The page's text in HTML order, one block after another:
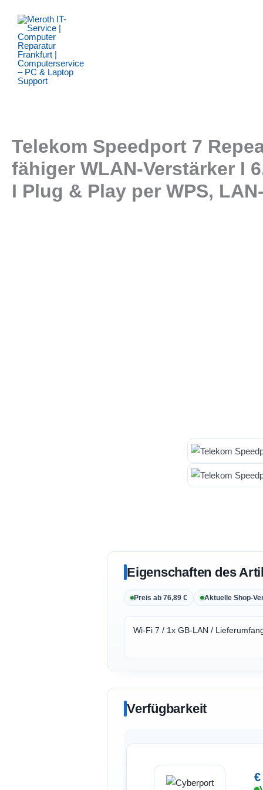
Inhalt
springen
Telekom Speedport 7
fähiger WLAN-Verstärker I
I Plug & Play per WPS,
Eigenschaften des
Preis ab 76,89 € Aktuelle Shop-
Wi-Fi 7 / 1x GB-LAN /
Verfügbarkeit
€